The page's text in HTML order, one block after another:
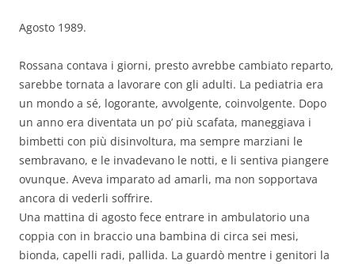
Agosto 1989.
Rossana contava i giorni, presto avrebbe cambiato reparto,
sarebbe tornata a lavorare con gli adulti. La pediatria era
un mondo a sé, logorante, avvolgente, coinvolgente. Dopo
un anno era diventata un po’ più scafata, maneggiava i
bimbetti con più disinvoltura, ma sempre marziani le
sembravano, e le invadevano le notti, e li sentiva piangere
ovunque. Aveva imparato ad amarli, ma non sopportava
ancora di vederli soffrire.
Una mattina di agosto fece entrare in ambulatorio una
coppia con in braccio una bambina di circa sei mesi,
bionda, capelli radi, pallida. La guardò mentre i genitori la